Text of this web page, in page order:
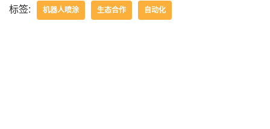
标签: 机器人喷涂 生态合作 自动化